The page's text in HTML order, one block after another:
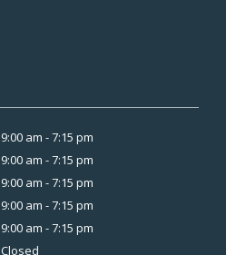
9:00 am - 7:15 pm
9:00 am - 7:15 pm
9:00 am - 7:15 pm
9:00 am - 7:15 pm
9:00 am - 7:15 pm
Closed